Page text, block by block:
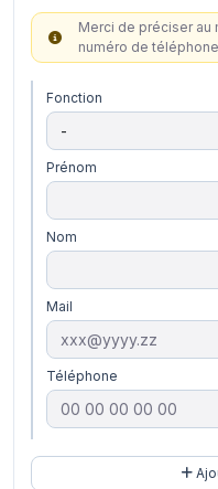
Merci de préciser au
numéro de
Fonction
Prénom
Nom
Mail
Téléphone